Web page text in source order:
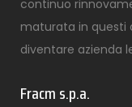
continuo
maturata in questi
diventare azienda
Fracm s.p.a.